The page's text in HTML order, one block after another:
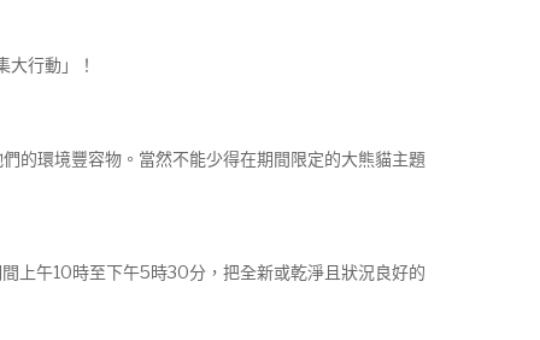
行動」！
的環境豐容物。當然不能少得在期間限定的大熊貓主題
上午10時至下午5時30分，把全新或乾淨且狀況良好的